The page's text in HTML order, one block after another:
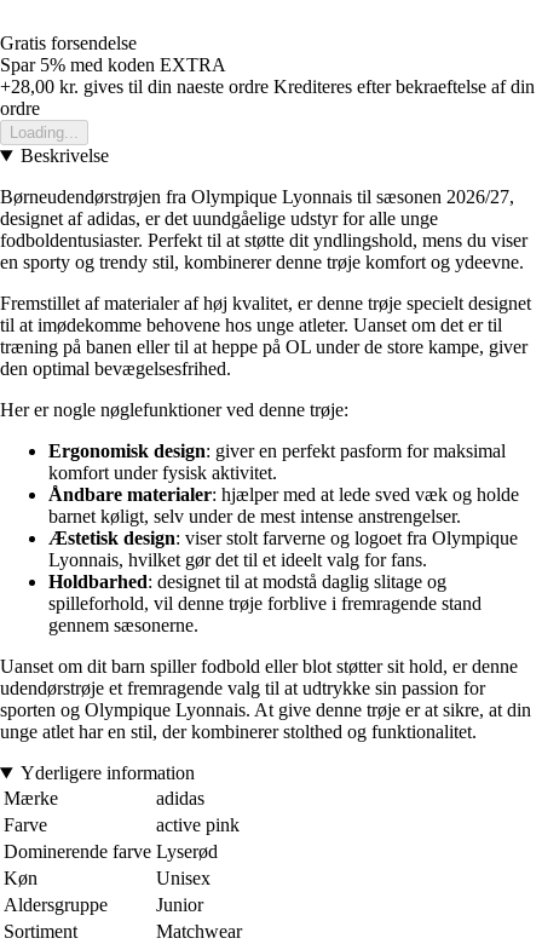
Gratis forsendelse
Spar 5% med koden EXTRA
+28,00 kr. gives til din naeste ordre Krediteres efter bekraeftelse af din
ordre
Loading...
Beskrivelse
Børneudendørstrøjen fra Olympique Lyonnais til sæsonen 2026/27,
designet af adidas, er det uundgåelige udstyr for alle unge
fodboldentusiaster. Perfekt til at støtte dit yndlingshold, mens du viser
en sporty og trendy stil, kombinerer denne trøje komfort og ydeevne.
Fremstillet af materialer af høj kvalitet, er denne trøje specielt designet
til at imødekomme behovene hos unge atleter. Uanset om det er til
træning på banen eller til at heppe på OL under de store kampe, giver
den optimal bevægelsesfrihed.
Her er nogle nøglefunktioner ved denne trøje:
Ergonomisk design: giver en perfekt pasform for maksimal
komfort under fysisk aktivitet.
Åndbare materialer: hjælper med at lede sved væk og holde
barnet køligt, selv under de mest intense anstrengelser.
Æstetisk design: viser stolt farverne og logoet fra Olympique
Lyonnais, hvilket gør det til et ideelt valg for fans.
Holdbarhed: designet til at modstå daglig slitage og
spilleforhold, vil denne trøje forblive i fremragende stand
gennem sæsonerne.
Uanset om dit barn spiller fodbold eller blot støtter sit hold, er denne
udendørstrøje et fremragende valg til at udtrykke sin passion for
sporten og Olympique Lyonnais. At give denne trøje er at sikre, at din
unge atlet har en stil, der kombinerer stolthed og funktionalitet.
Yderligere information
Mærke
adidas
Farve
active pink
Dominerende farve Lyserød
Køn
Unisex
Aldersgruppe
Junior
Sortiment
Matchwear